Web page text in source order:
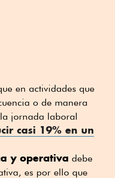
en actividades que
o de manera
jornada laboral
casi 19% en un
y operativa debe
es por ello que